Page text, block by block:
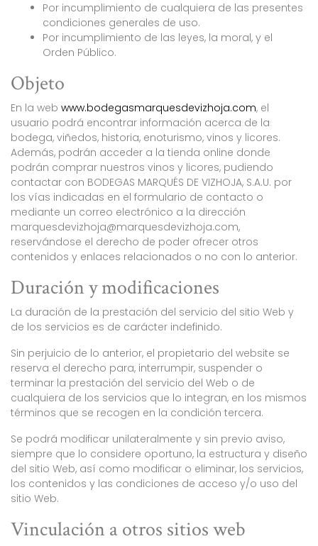
Por incumplimiento de cualquiera de las presentes
condiciones generales de uso.
Por incumplimiento de las leyes, la moral, y el
Orden Público.
Objeto
En la web www.bodegasmarquesdevizhoja.com, el
usuario podrá encontrar información acerca de la
bodega, viñedos, historia, enoturismo, vinos y licores.
Además, podrán acceder a la tienda online donde
podrán comprar nuestros vinos y licores, pudiendo
contactar con BODEGAS MARQUÉS DE VIZHOJA, S.A.U. por
los vías indicadas en el formulario de contacto o
mediante un correo electrónico a la dirección
marquesdevizhoja@marquesdevizhoja.com,
reservándose el derecho de poder ofrecer otros
contenidos y enlaces relacionados o no con lo anterior.
Duración y modificaciones
La duración de la prestación del servicio del sitio Web y
de los servicios es de carácter indefinido.
Sin perjuicio de lo anterior, el propietario del website se
reserva el derecho para, interrumpir, suspender o
terminar la prestación del servicio del Web o de
cualquiera de los servicios que lo integran, en los mismos
términos que se recogen en la condición tercera.
Se podrá modificar unilateralmente y sin previo aviso,
siempre que lo considere oportuno, la estructura y diseño
del sitio Web, así como modificar o eliminar, los servicios,
los contenidos y las condiciones de acceso y/o uso del
sitio Web.
Vinculación a otros sitios web